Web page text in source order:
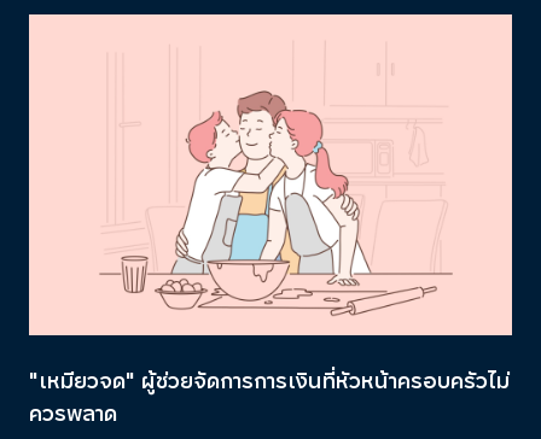
"เหมียวจด" ผู้ช่วยจัดการการเงินที่หัวหน้าครอบครัวไม่
ควรพลาด